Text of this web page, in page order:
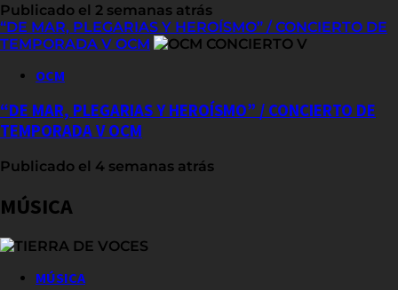
Publicado el 2 semanas atrás
“DE MAR, PLEGARIAS Y HEROÍSMO” / CONCIERTO DE
TEMPORADA V OCM
OCM
“DE MAR, PLEGARIAS Y HEROÍSMO” / CONCIERTO DE
TEMPORADA V OCM
Publicado el 4 semanas atrás
MÚSICA
MÚSICA